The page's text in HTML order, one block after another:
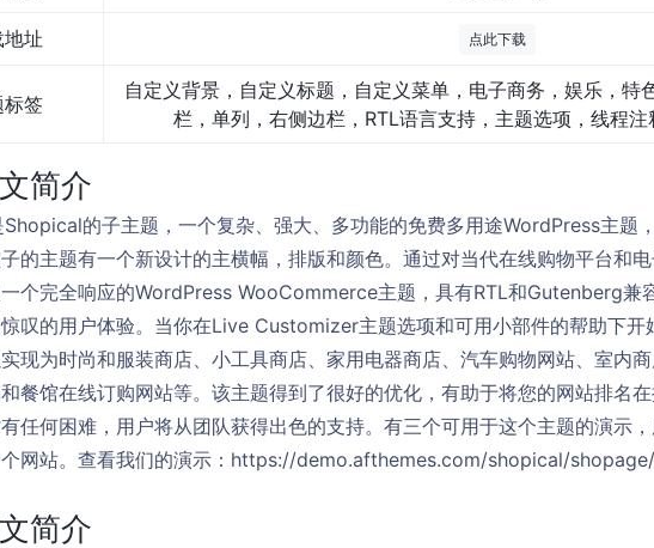
址 点此下载
标签
自定义背景，自定义标题，自定义菜单，电子商务，娱乐，特
栏，单列，右侧边栏，RTL语言支持，主题选项，线程
简介
的子主题，一个复杂、强大、多功能的免费多用途WordPress主题
的主题有一个新设计的主横幅，排版和颜色。通过对当代在线购物平台和
个完全响应的WordPress WooCommerce主题，具有RTL和Gutenberg兼
叹的用户体验。当你在Live Customizer主题选项和可用小部件的帮助下开
现为时尚和服装商店、小工具商店、家用电器商店、汽车购物网站、室内
餐馆在线订购网站等。该主题得到了很好的优化，有助于将您的网站排名
任何困难，用户将从团队获得出色的支持。有三个可用于这个主题的演示
网站。查看我们的演示：https://demo.afthemes.com/shopical/shopage/
简介